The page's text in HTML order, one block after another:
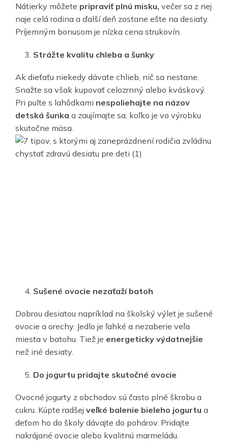
Nátierky môžete pripraviť plnú misku, večer sa z nej
naje celá rodina a ďalší deň zostane ešte na desiaty.
Príjemným bonusom je nízka cena strukovín.
Strážte kvalitu chleba a šunky
Ak dieťaťu niekedy dávate chlieb, nič sa nestane.
Snažte sa však kupovať celozrnný alebo kváskový.
Pri pulte s lahôdkami nespoliehajte na názov
detská šunka a zaujímajte sa, koľko je vo výrobku
skutočne mäsa.
Sušené ovocie nezaťaží batoh
Dobrou desiatou napríklad na školský výlet je sušené
ovocie a orechy. Jedlo je ľahké a nezaberie veľa
miesta v batohu. Tiež je energeticky výdatnejšie
než iné desiaty.
Do jogurtu pridajte skutočné ovocie
Ovocné jogurty z obchodov sú často plné škrobu a
cukru. Kúpte radšej veľké balenie bieleho jogurtu a
deťom ho do školy dávajte do pohárov. Pridajte
nakrájané ovocie alebo kvalitnú marmeládu.